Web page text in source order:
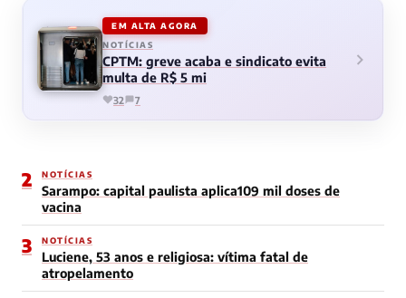
EM ALTA AGORA
NOTÍCIAS
CPTM: greve acaba e sindicato evita
multa de R$ 5 mi
32 7
2 NOTÍCIAS
Sarampo: capital paulista aplica109 mil doses de
vacina
3 NOTÍCIAS
Luciene, 53 anos e religiosa: vítima fatal de
atropelamento